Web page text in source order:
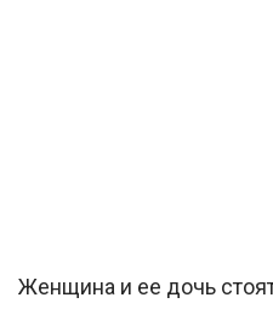
Женщина и ее дочь